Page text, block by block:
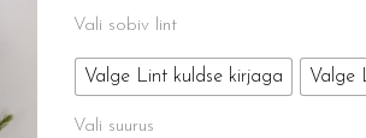
Vali sobiv lint
Valge Lint kuldse kirjaga Valge
Vali suurus